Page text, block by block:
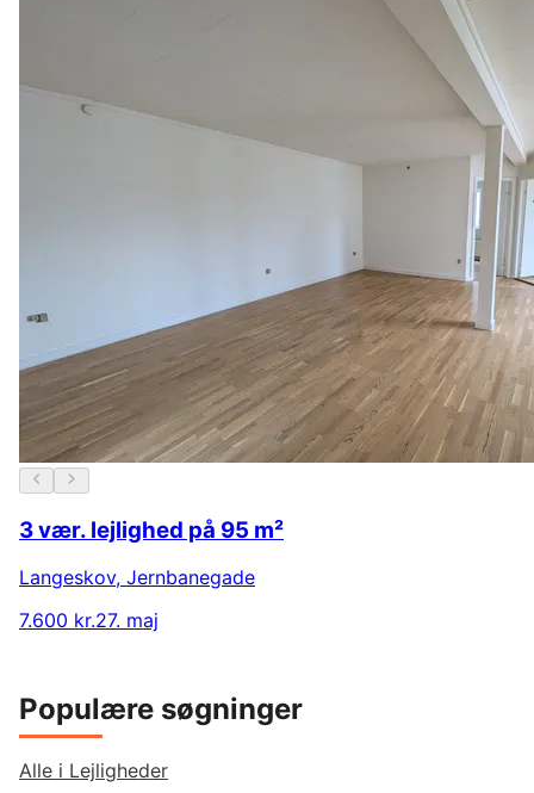
3 vær. lejlighed på 95 m²
Langeskov, Jernbanegade
7.600 kr.27. maj
Populære søgninger
Alle i Lejligheder